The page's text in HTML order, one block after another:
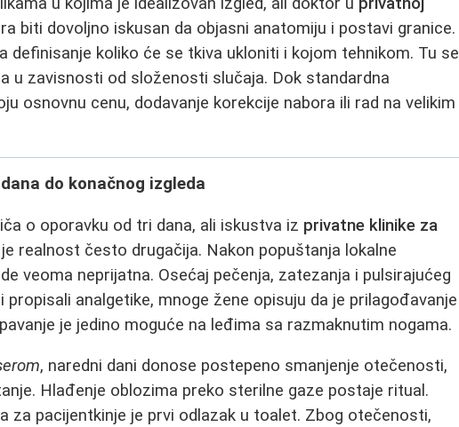
biti dovoljno iskusan da objasni anatomiju i postavi granice.
definisanje koliko će se tkiva ukloniti i kojom tehnikom. Tu se
u zavisnosti od složenosti slučaja. Dok standardna
osnovnu cenu, dodavanje korekcije nabora ili rad na velikim
do konačnog izgleda
o oporavku od tri dana, ali iskustva iz privatne klinike za
realnost često drugačija. Nakon popuštanja lokalne
veoma neprijatna. Osećaj pečenja, zatezanja i pulsirajućeg
propisali analgetike, mnoge žene opisuju da je prilagođavanje
je jedino moguće na leđima sa razmaknutim nogama.
, naredni dani donose postepeno smanjenje otečenosti,
Hlađenje oblozima preko sterilne gaze postaje ritual.
za pacijentkinje je prvi odlazak u toalet. Zbog otečenosti,